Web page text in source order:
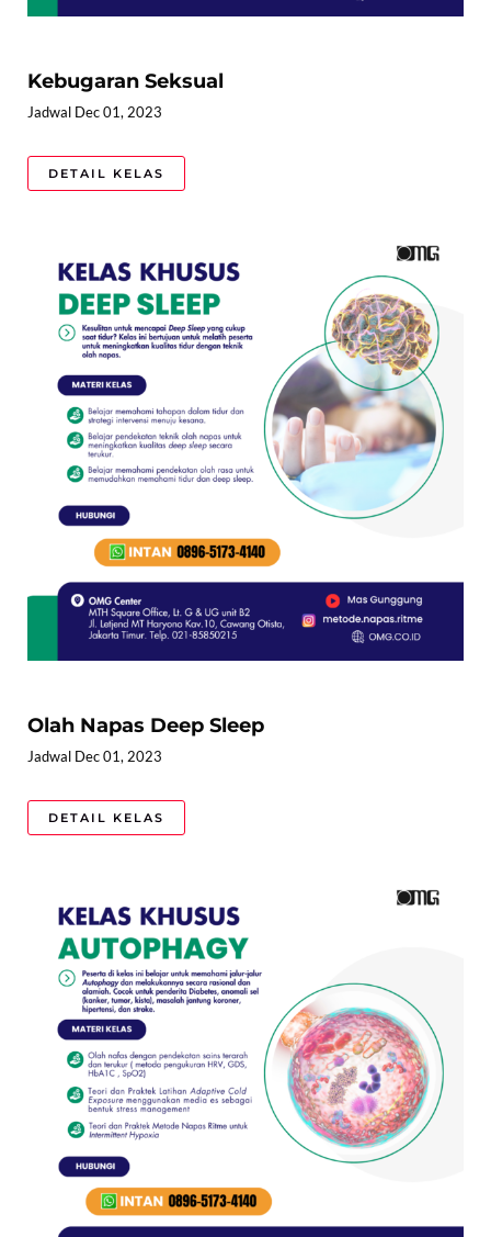
Kebugaran Seksual
Jadwal Dec 01, 2023
DETAIL KELAS
Olah Napas Deep Sleep
Jadwal Dec 01, 2023
DETAIL KELAS